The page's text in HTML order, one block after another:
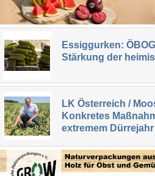
Essiggurken:
Stärkung der
LK Österreich /
Konkretes
extremem